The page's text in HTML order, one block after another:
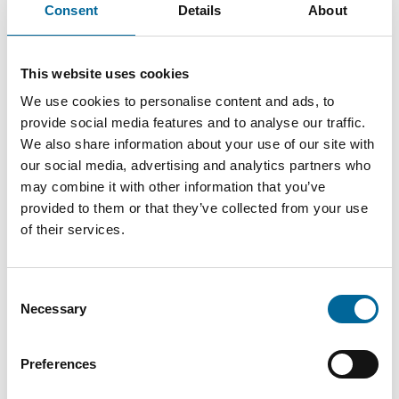
Consent Details About
This website uses cookies
We use cookies to personalise content and ads, to
provide social media features and to analyse our traffic.
We also share information about your use of our site with
our social media, advertising and analytics partners who
may combine it with other information that you’ve
provided to them or that they’ve collected from your use
of their services.
Selection
Necessary
Preferences
Mario Schnepper
CEO | Amokabel GmbH
+49 151 18102588
mario.schnepper@amokabel.de